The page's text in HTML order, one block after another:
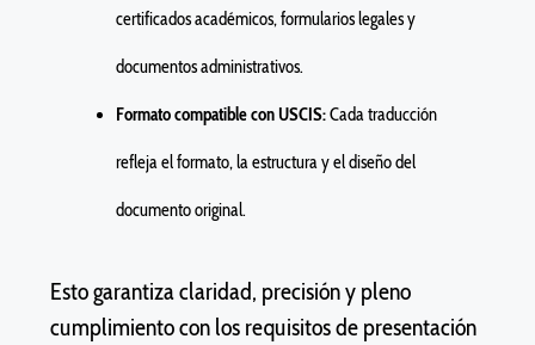
certificados académicos, formularios legales y
documentos administrativos.
Formato compatible con USCIS:Cada traducción
refleja el formato, la estructura y el diseño del
documento original.
Esto garantiza claridad, precisión y pleno
cumplimiento con los requisitos de presentación